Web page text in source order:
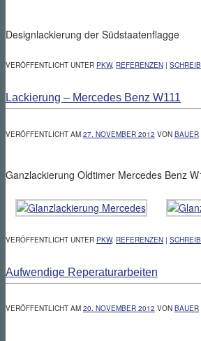
Designlackierung der Südstaatenflagge
VERÖFFENTLICHT UNTER PKW, REFERENZEN |
Lackierung – Mercedes Benz W111
VERÖFFENTLICHT AM 27. NOVEMBER 2012 VON BAUER
Ganzlackierung Oldtimer Mercedes Benz
VERÖFFENTLICHT UNTER PKW, REFERENZEN |
Aufwendige Reperaturarbeiten
VERÖFFENTLICHT AM 20. NOVEMBER 2012 VON BAUER